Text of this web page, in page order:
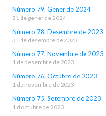
Número 79. Gener de 2024
31 de gener de 2024
Número 78. Desembre de 2023
31 de desembre de 2023
Número 77. Novembre de 2023
1 de desembre de 2023
Número 76. Octubre de 2023
1 de novembre de 2023
Número 75. Setembre de 2023
1 d'octubre de 2023